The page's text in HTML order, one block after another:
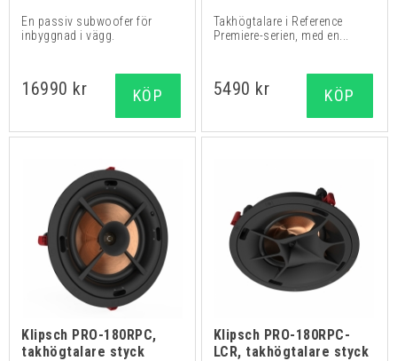
En passiv subwoofer för
inbyggnad i vägg.
16990 kr KÖP
Takhögtalare i Reference
Premiere-serien, med en...
5490 kr KÖP
Klipsch PRO-180RPC,
takhögtalare styck
Klipsch PRO-180RPC-
LCR, takhögtalare styck